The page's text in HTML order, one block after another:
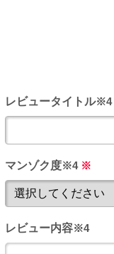
レビュータイトル※4
マンゾク度※4 ※
レビュー内容※4